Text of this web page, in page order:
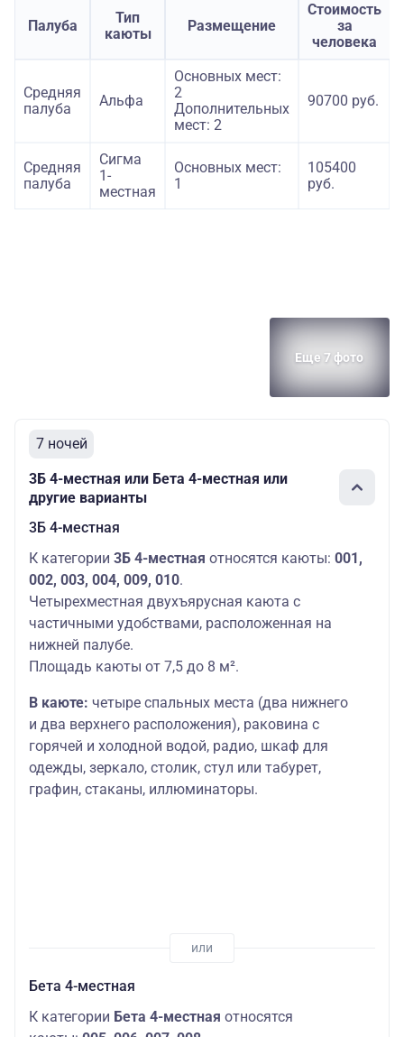
Палуба
Тип
каюты
Размещение
Стоимость
за
человека
Средняя
палуба
Альфа
Основных мест:
2
Дополнительных
мест: 2
90700 руб.
Средняя
палуба
Сигма
1-
местная
Основных мест:
1
105400
руб.
Еще 7 фото
7 ночей
3Б 4-местная или Бета 4-местная или
другие варианты
3Б 4-местная
К категории 3Б 4-местная относятся каюты: 001,
002, 003, 004, 009, 010.
Четырехместная двухъярусная каюта с
частичными удобствами, расположенная на
нижней палубе.
Площадь каюты от 7,5 до 8 м².
В каюте: четыре спальных места (два нижнего
и два верхнего расположения), раковина с
горячей и холодной водой, радио, шкаф для
одежды, зеркало, столик, стул или табурет,
графин, стаканы, иллюминаторы.
Бета 4-местная
К категории Бета 4-местная относятся